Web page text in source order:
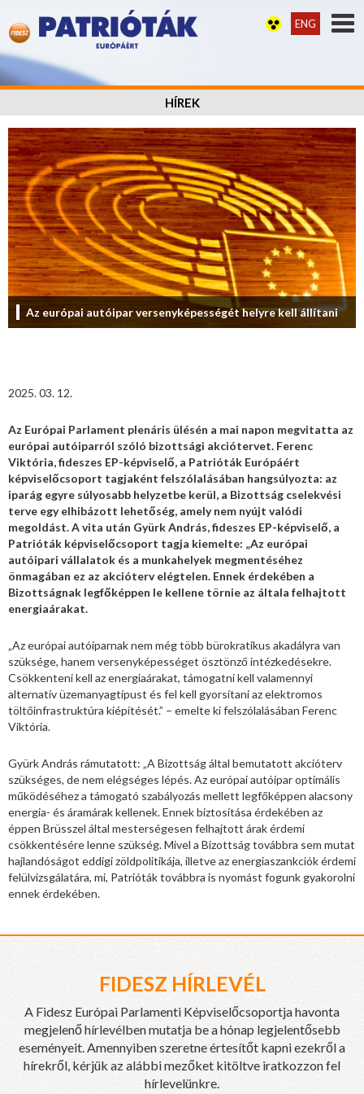
ENG
HÍREK
Az európai autóipar versenyképességét helyre kell állítani
2025. 03. 12.
Az Európai Parlament plenáris ülésén a mai napon megvitatta az
európai autóiparról szóló bizottsági akciótervet. Ferenc
Viktória, fideszes EP-képviselő, a Patrióták Európáért
képviselőcsoport tagjaként felszólalásában hangsúlyozta: az
iparág egyre súlyosabb helyzetbe kerül, a Bizottság cselekvési
terve egy elhibázott lehetőség, amely nem nyújt valódi
megoldást. A vita után Gyürk András, fideszes EP-képviselő, a
Patrióták képviselőcsoport tagja kiemelte: „Az európai
autóipari vállalatok és a munkahelyek megmentéséhez
önmagában ez az akcióterv elégtelen. Ennek érdekében a
Bizottságnak legfőképpen le kellene törnie az általa felhajtott
energiaárakat.
„Az európai autóiparnak nem még több bürokratikus akadályra van
szüksége, hanem versenyképességet ösztönző intézkedésekre.
Csökkenteni kell az energiaárakat, támogatni kell valamennyi
alternatív üzemanyagtípust és fel kell gyorsítani az elektromos
töltőinfrastruktúra kiépítését.” – emelte ki felszólalásában Ferenc
Viktória.
Gyürk András rámutatott: „A Bizottság által bemutatott akcióterv
szükséges, de nem elégséges lépés. Az európai autóipar optimális
működéséhez a támogató szabályozás mellett legfőképpen alacsony
energia- és áramárak kellenek. Ennek biztosítása érdekében az
éppen Brüsszel által mesterségesen felhajtott árak érdemi
csökkentésére lenne szükség. Mivel a Bizottság továbbra sem mutat
hajlandóságot eddigi zöldpolitikája, illetve az energiaszankciók érdemi
felülvizsgálatára, mi, Patrióták továbbra is nyomást fogunk gyakorolni
ennek érdekében.
FIDESZ HÍRLEVÉL
A Fidesz Európai Parlamenti Képviselőcsoportja havonta
megjelenő hírlevélben mutatja be a hónap legjelentősebb
eseményeit. Amennyiben szeretne értesítőt kapni ezekről a
hírekről, kérjük az alábbi mezőket kitöltve iratkozzon fel
hírlevelünkre.